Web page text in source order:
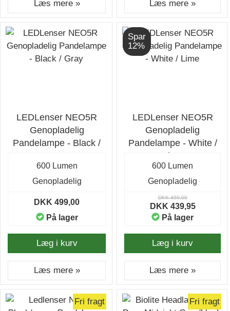
Læs mere » Læs mere »
LEDLenser NEO5R
Genopladelig
Pandelampe - Black /
600 Lumen
Genopladelig
DKK 499,00
På lager
Læg i kurv
Læs mere »
Spar
12%
LEDLenser NEO5R
Genopladelig
Pandelampe - White /
Lime
600 Lumen
Genopladelig
DKK 499,00
DKK 439,95
På lager
Læg i kurv
Læs mere »
Fri fragt Fri fragt